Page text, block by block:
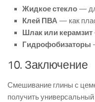
Жидкое стекло —
Клей ПВА — как
Шлак или керамзит
Гидрофобизаторы
10. Заключение
Смешивание глины с
получить